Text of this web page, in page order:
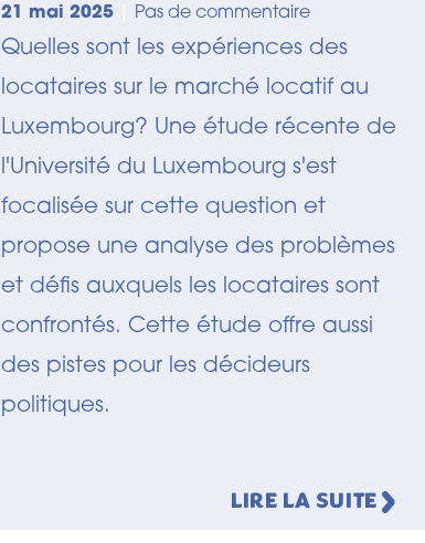
21 mai 2025 Pas de commentaire
Quelles sont les expériences des
locataires sur le marché locatif au
Luxembourg? Une étude récente de
l'Université du Luxembourg s'est
focalisée sur cette question et
propose une analyse des problèmes
et défis auxquels les locataires sont
confrontés. Cette étude offre aussi
des pistes pour les décideurs
politiques.
LIRE LA SUITE